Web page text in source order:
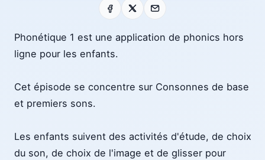
Facebook E-mail
Phonétique 1 est une application de phonics hors
ligne pour les enfants.
Cet épisode se concentre sur Consonnes de base
et premiers sons.
Les enfants suivent des activités d'étude, de choix
du son, de choix de l'image et de glisser pour